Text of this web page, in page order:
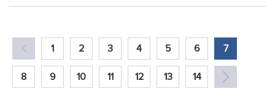
у соцмережах замість реальної людини,
1 2 3 4 5 6 7
8 9 10 11 12 13 14